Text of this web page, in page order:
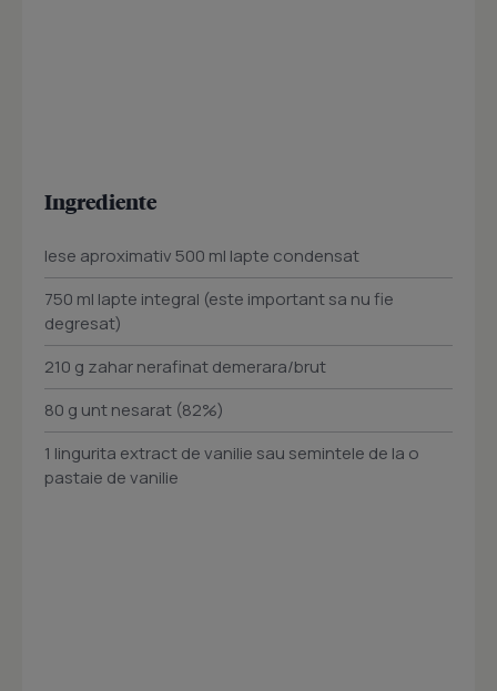
Ingrediente
Iese aproximativ 500 ml lapte condensat
750 ml lapte integral (este important sa nu fie
degresat)
210 g zahar nerafinat demerara/brut
80 g unt nesarat (82%)
1 lingurita extract de vanilie sau semintele de la o
pastaie de vanilie